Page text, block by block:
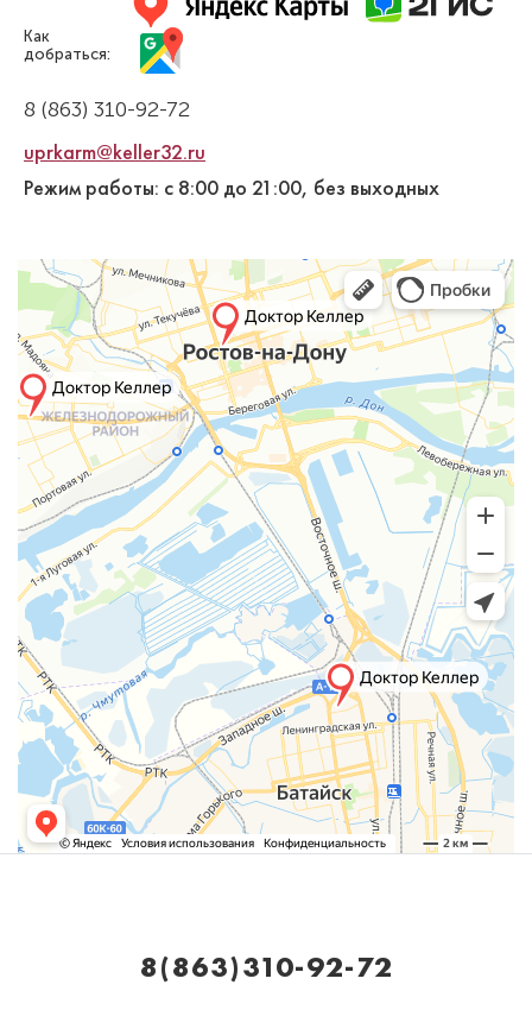
Стоматолог-ортодонт
Специальность: детская ортодонтия,
ортодонтия
Стаж работы: 3 года
Как
добраться:
8 (863) 310-92-72
uprkarm@keller32.ru
Режим работы: с 8:00 до 21:00, без выходных
8(863)310-92-72